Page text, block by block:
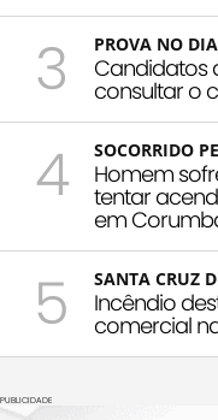
3 PROVA NO
Candidatos
consultar o
4 SOCORRIDO
Homem
tentar
em
5 SANTA CRUZ
Incêndio
comercial
PUBLICIDADE